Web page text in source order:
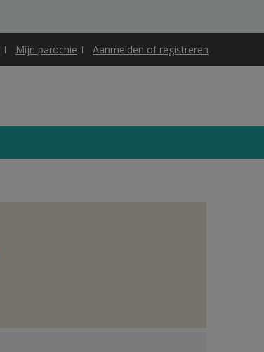
Mijn parochie Aanmelden of registreren